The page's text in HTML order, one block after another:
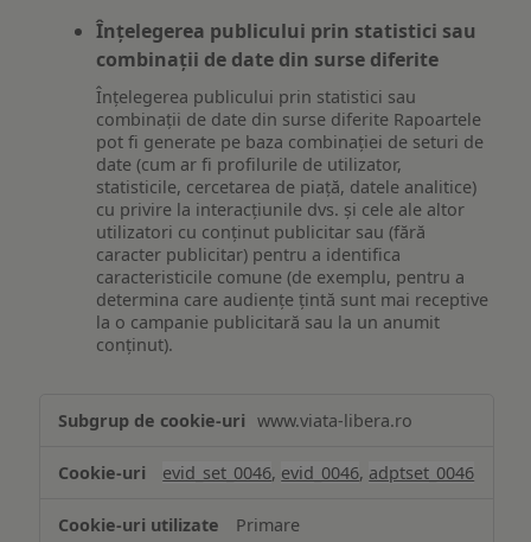
Înțelegerea publicului prin statistici sau
combinații de date din surse diferite
Înțelegerea publicului prin statistici sau
combinații de date din surse diferite Rapoartele
pot fi generate pe baza combinației de seturi de
date (cum ar fi profilurile de utilizator,
statisticile, cercetarea de piață, datele analitice)
cu privire la interacțiunile dvs. și cele ale altor
utilizatori cu conținut publicitar sau (fără
caracter publicitar) pentru a identifica
caracteristicile comune (de exemplu, pentru a
determina care audiențe țintă sunt mai receptive
la o campanie publicitară sau la un anumit
conținut).
www.viata-libera.ro
evid_set_0046, evid_0046, adptset_0046
Primare